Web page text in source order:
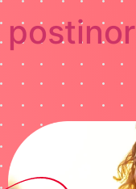
postinor